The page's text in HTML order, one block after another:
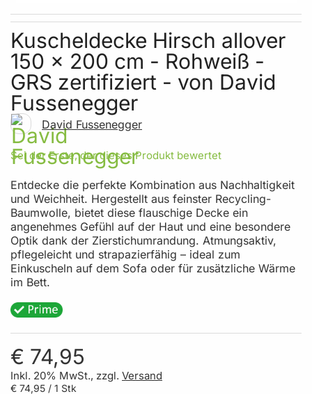
Skip to the beginning of the images gallery
Kuscheldecke Hirsch allover
150 x 200 cm - Rohweiß -
GRS zertifiziert - von David
Fussenegger
David Fussenegger
Sei der Erste, der dieses Produkt bewertet
Entdecke die perfekte Kombination aus Nachhaltigkeit
und Weichheit. Hergestellt aus feinster Recycling-
Baumwolle, bietet diese flauschige Decke ein
angenehmes Gefühl auf der Haut und eine besondere
Optik dank der Zierstichumrandung. Atmungsaktiv,
pflegeleicht und strapazierfähig – ideal zum
Einkuscheln auf dem Sofa oder für zusätzliche Wärme
im Bett.
€ 74,95
Inkl. 20% MwSt., zzgl. Versand
€ 74,95 / 1 Stk